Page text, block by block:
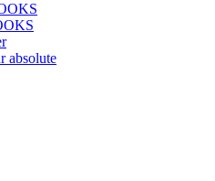
absolute